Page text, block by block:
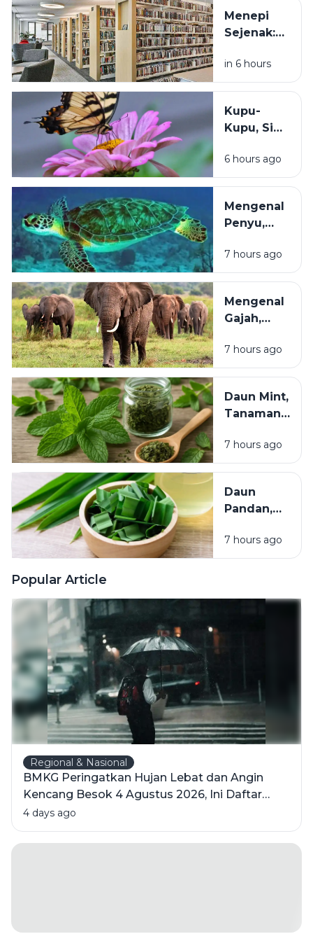
Cara
Menemukan
Menepi
Sejenak:
Tempat untuk
Menenangkan
Pikiran
Sedang
in 6 hours
Kupu-
Kupu, Si
Bersayap
yang
Diam
Menjaga
Pangan
Manusia
6 hours ago
Mengenal
Penyu,
Samudra
yang
Punah dan
Perlu
7 hours ago
Mengenal
Gajah,
Darat
Terbesar
Cerdas
dan
Penting
bagi
Ekosistem
7 hours ago
Daun Mint,
Tanaman
Menyegarkan
dan Kaya
Manfaat bagi
Kesehatan
7 hours ago
Daun
Pandan,
Aromatik
dengan
7 hours ago
Popular Article
Regional & Nasional
BMKG Peringatkan Hujan Lebat dan Angin
Kencang Besok 4 Agustus 2026, Ini Daftar
Wilayahnya
4 days ago